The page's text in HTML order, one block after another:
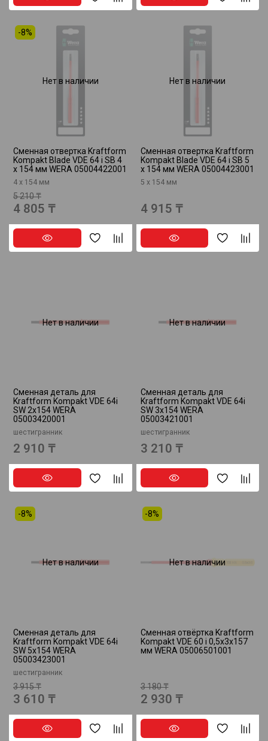
Нет в наличии
-8%
Сменная отвертка Kraftform
Kompakt Blade VDE 64 i SB 4
x 154 мм WERA 05004422001
4 x 154 мм
5 210 ₸
4 805 ₸
Нет в наличии
Сменная отвертка Kraftform
Kompakt Blade VDE 64 i SB 5
x 154 мм WERA 05004423001
5 х 154 мм
4 915 ₸
Нет в наличии
Сменная деталь для
Kraftform Kompakt VDE 64i
SW 2x154 WERA
05003420001
шестигранник
2 910 ₸
Нет в наличии
Сменная деталь для
Kraftform Kompakt VDE 64i
SW 3x154 WERA
05003421001
шестигранник
3 210 ₸
Нет в наличии
-8%
Сменная деталь для
Kraftform Kompakt VDE 64i
SW 5x154 WERA
05003423001
шестигранник
3 915 ₸
3 610 ₸
Нет в наличии
-8%
Сменная отвёртка Kraftform
Kompakt VDE 60 i 0,5x3x157
мм WERA 05006501001
3 180 ₸
2 930 ₸